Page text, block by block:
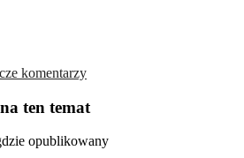
komentarzy
ten temat
opublikowany